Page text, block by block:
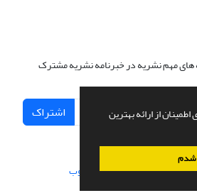
از ارائه بهترین
شدم
های مهم نشریه در خبرنامه نشریه مشترک
اشتراک
طراحی و پیاده سازی از سیناوب